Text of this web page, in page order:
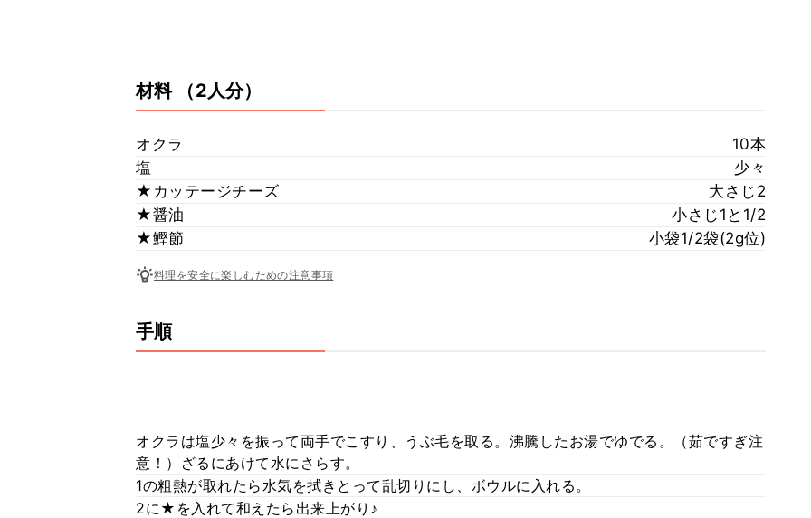
材料 （2人分）
オクラ
10本
塩
少々
★カッテージチーズ
大さじ2
★醤油
小さじ1と1/2
★鰹節
小袋1/2袋(2g位)
料理を安全に楽しむための注意事項
手順
オクラは塩少々を振って両手でこすり、うぶ毛を取る。沸騰したお湯でゆでる。（茹ですぎ注
意！）ざるにあけて水にさらす。
1の粗熱が取れたら水気を拭きとって乱切りにし、ボウルに入れる。
2に★を入れて和えたら出来上がり♪